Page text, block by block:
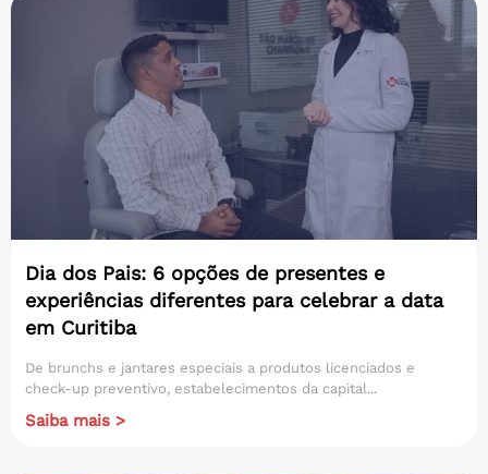
Dia dos Pais: 6 opções de presentes e
experiências diferentes para celebrar a data
em Curitiba
De brunchs e jantares especiais a produtos licenciados e
check-up preventivo, estabelecimentos da capital...
Saiba mais >